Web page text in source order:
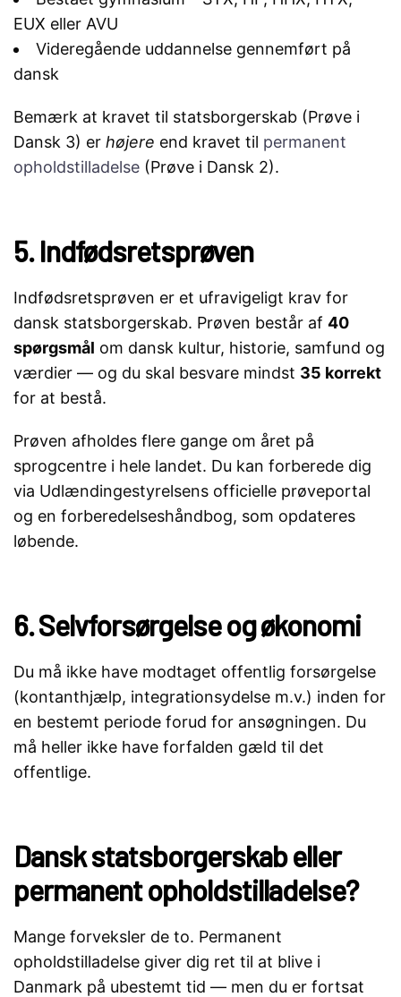
EUX eller AVU
Videregående uddannelse gennemført på
dansk
Bemærk at kravet til statsborgerskab (Prøve i
Dansk 3) er højere end kravet til permanent
opholdstilladelse (Prøve i Dansk 2).
5. Indfødsretsprøven
Indfødsretsprøven er et ufravigeligt krav for
dansk statsborgerskab. Prøven består af 40
spørgsmål om dansk kultur, historie, samfund og
værdier — og du skal besvare mindst 35 korrekt
for at bestå.
Prøven afholdes flere gange om året på
sprogcentre i hele landet. Du kan forberede dig
via Udlændingestyrelsens officielle prøveportal
og en forberedelseshåndbog, som opdateres
løbende.
6. Selvforsørgelse og økonomi
Du må ikke have modtaget offentlig forsørgelse
(kontanthjælp, integrationsydelse m.v.) inden for
en bestemt periode forud for ansøgningen. Du
må heller ikke have forfalden gæld til det
offentlige.
Dansk statsborgerskab eller
permanent opholdstilladelse?
Mange forveksler de to. Permanent
opholdstilladelse giver dig ret til at blive i
Danmark på ubestemt tid — men du er fortsat